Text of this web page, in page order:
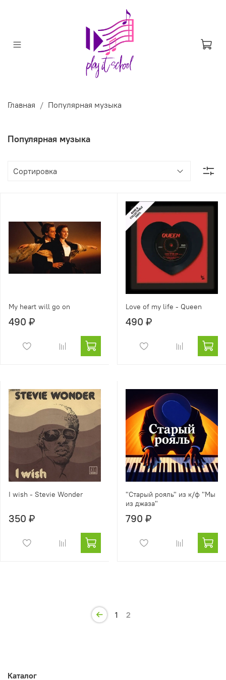
Главная Популярная музыка
Популярная музыка
My heart will go on
490 ₽
Love of my life - Queen
490 ₽
I wish - Stevie Wonder
350 ₽
"Старый рояль" из к/ф "Мы
из джаза"
790 ₽
1 2
Каталог